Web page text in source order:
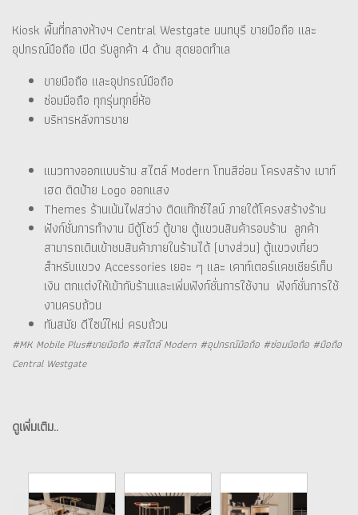
Kiosk พื้นที่กลางห้างฯ Central Westgate นนทบุรี ขายมือถือ และ
อุปกรณ์มือถือ เปิด รับลูกค้า 4 ด้าน สุดยอดทำเล
ขายมือถือ และอุปกรณ์มือถือ
ซ่อมมือถือ ทุกรุ่นทุกยี่ห้อ
บริหารหลังการขาย
แนวทางออกแบบร้าน สไตล์ Modern โทนสีอ่อน โครงสร้าง เบาท์
เฮด ติดป้าย Logo ออกแสง
Themes ร้านเน้นไฟสว่าง ติดแท๊กซ์ไลน์ ภายใต้โครงสร้างร้าน
ฟังก์ชั่นการทำงาน มีตู้โชว์ ตู้ขาย ตู้แขวนสินค้ารอบร้าน ลูกค้า
สามารถเดินเข้าชมสินค้าภายในร้านได้ (บางส่วน) ตู้แขวงเกี่ยว
สำหรับแขวง Accessories เยอะ ๆ และ เคาท์เตอร์แคชเชียร์เก็บ
เงิน ตกแต่งให้เข้ากับร้านและเพิ่มฟังก์ชั่นการใช้งาน ฟังก์ชั่นการใช้
งานครบถ้วน
ทันสมัย ดีไซน์ใหม่ ครบถ้วน
#MK Mobile Plus#ขายมือถือ #สไตล์ Modern #อุปกรณ์มือถือ #ซ่อมมือถือ #มือถือ
Central Westgate
ดูเพิ่มเติม..